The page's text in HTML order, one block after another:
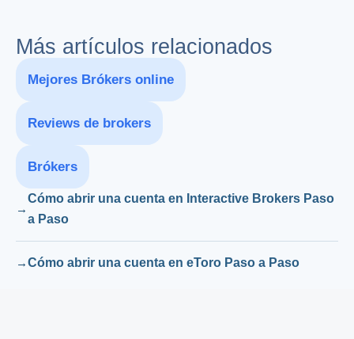
Más artículos relacionados
Mejores Brókers online
Reviews de brokers
Brókers
Cómo abrir una cuenta en Interactive Brokers Paso
a Paso
Cómo abrir una cuenta en eToro Paso a Paso